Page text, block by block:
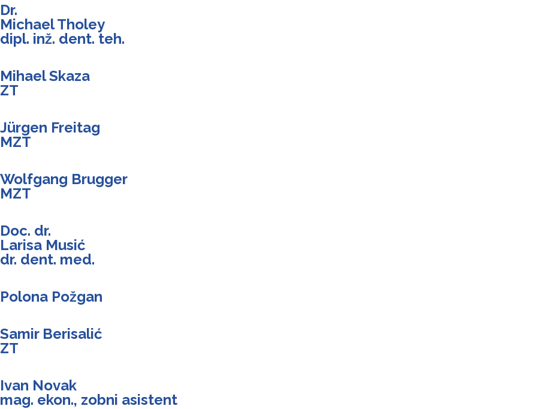
Dr.
Michael Tholey
dipl. inž. dent. teh.
Mihael Skaza
ZT
Jürgen Freitag
MZT
Wolfgang Brugger
MZT
Doc. dr.
Larisa Musić
dr. dent. med.
Polona Požgan
Samir Berisalić
ZT
Ivan Novak
mag. ekon., zobni asistent